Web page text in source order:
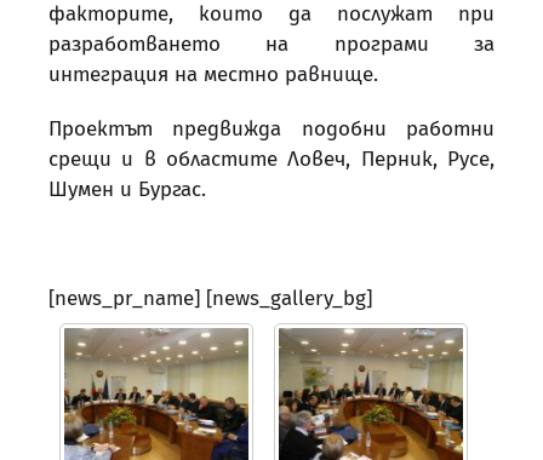
факторите, които да послужат при
разработването на програми за
интеграция на местно равнище.
Проектът предвижда подобни работни
срещи и в областите Ловеч, Перник, Русе,
Шумен и Бургас.
[news_pr_name] [news_gallery_bg]